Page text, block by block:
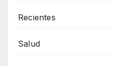
Recientes
Salud